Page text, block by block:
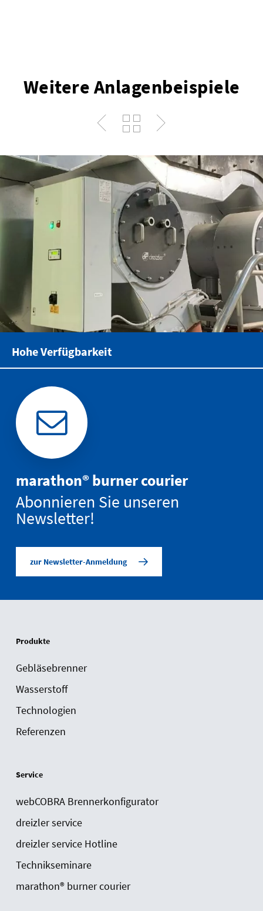
Weitere Anlagenbeispiele
Hohe Verfügbarkeit
marathon® burner courier
Abonnieren Sie unseren
Newsletter!
zur Newsletter-Anmeldung
Produkte
Gebläsebrenner
Wasserstoff
Technologien
Referenzen
Service
webCOBRA Brennerkonfigurator
dreizler service
dreizler service Hotline
Technikseminare
marathon® burner courier